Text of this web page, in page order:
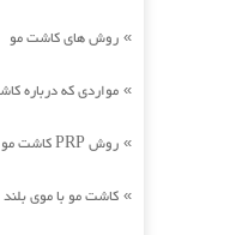
» روش های کاشت مو
» مواردی که درباره
» روش PRP کاشت مو یا ترمیم مو؟
» کاشت مو با موی بلند